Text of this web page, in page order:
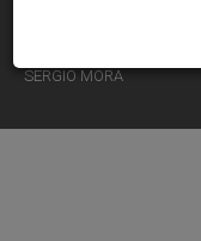
SERGIO MORA